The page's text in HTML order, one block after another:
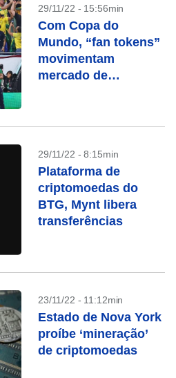
29/11/22 - 15:56min
Com Copa do
Mundo, “fan tokens”
movimentam
mercado de
29/11/22 - 8:15min
Plataforma de
criptomoedas do
BTG, Mynt libera
transferências
23/11/22 - 11:12min
Estado de Nova York
proíbe ‘mineração’
de criptomoedas